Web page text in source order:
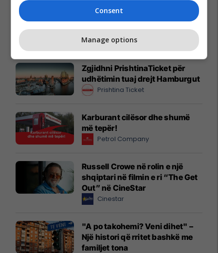
Reklamo këtu
Zgjidhni PrishtinaTicket për
udhëtimin tuaj drejt Hamburgut
Prishtina Ticket
Karburant cilësor dhe shumë
më tepër!
Petrol Company
Russell Crowe në rolin e një
shqiptari në filmin e ri “The Get
Out” në CineStar
Cinestar
"A po takohemi? Veni dihet" –
Një histori që rritet bashkë me
familjet tona
Consent
Manage options